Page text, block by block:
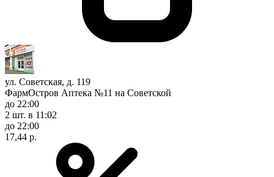
ул. Советская, д. 119
ФармОстров Аптека №11 на Советской
до 22:00
2 шт. в 11:02
до 22:00
17,44 р.